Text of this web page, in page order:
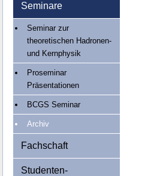
Seminare
Seminar zur
theoretischen Hadronen-
und Kernphysik
Proseminar
Präsentationen
BCGS Seminar
Archiv
Fachschaft
Studenten-